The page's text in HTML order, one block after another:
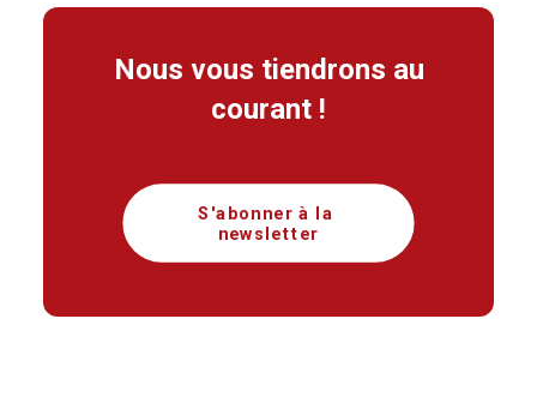
Nous vous tiendrons au
courant !
S'abonner à la
newsletter